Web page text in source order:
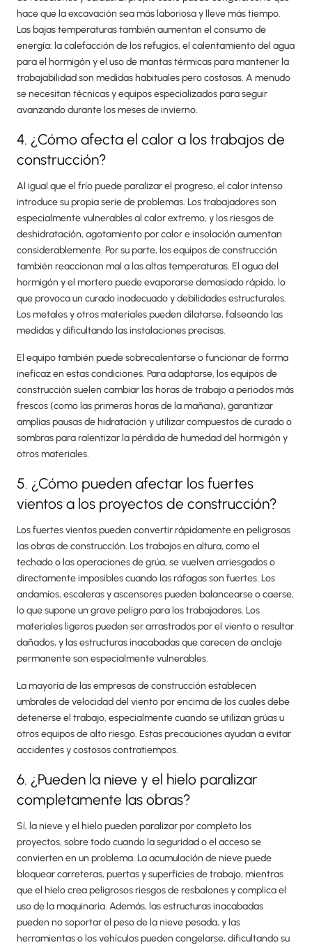
hace que la excavación sea más laboriosa y lleve más tiempo.
Las bajas temperaturas también aumentan el consumo de
energía: la calefacción de los refugios, el calentamiento del agua
para el hormigón y el uso de mantas térmicas para mantener la
trabajabilidad son medidas habituales pero costosas. A menudo
se necesitan técnicas y equipos especializados para seguir
avanzando durante los meses de invierno.
4. ¿Cómo afecta el calor a los trabajos de
construcción?
Al igual que el frío puede paralizar el progreso, el calor intenso
introduce su propia serie de problemas. Los trabajadores son
especialmente vulnerables al calor extremo, y los riesgos de
deshidratación, agotamiento por calor e insolación aumentan
considerablemente. Por su parte, los equipos de construcción
también reaccionan mal a las altas temperaturas. El agua del
hormigón y el mortero puede evaporarse demasiado rápido, lo
que provoca un curado inadecuado y debilidades estructurales.
Los metales y otros materiales pueden dilatarse, falseando las
medidas y dificultando las instalaciones precisas.
El equipo también puede sobrecalentarse o funcionar de forma
ineficaz en estas condiciones. Para adaptarse, los equipos de
construcción suelen cambiar las horas de trabajo a periodos más
frescos (como las primeras horas de la mañana), garantizar
amplias pausas de hidratación y utilizar compuestos de curado o
sombras para ralentizar la pérdida de humedad del hormigón y
otros materiales.
5. ¿Cómo pueden afectar los fuertes
vientos a los proyectos de construcción?
Los fuertes vientos pueden convertir rápidamente en peligrosas
las obras de construcción. Los trabajos en altura, como el
techado o las operaciones de grúa, se vuelven arriesgados o
directamente imposibles cuando las ráfagas son fuertes. Los
andamios, escaleras y ascensores pueden balancearse o caerse,
lo que supone un grave peligro para los trabajadores. Los
materiales ligeros pueden ser arrastrados por el viento o resultar
dañados, y las estructuras inacabadas que carecen de anclaje
permanente son especialmente vulnerables.
La mayoría de las empresas de construcción establecen
umbrales de velocidad del viento por encima de los cuales debe
detenerse el trabajo, especialmente cuando se utilizan grúas u
otros equipos de alto riesgo. Estas precauciones ayudan a evitar
accidentes y costosos contratiempos.
6. ¿Pueden la nieve y el hielo paralizar
completamente las obras?
Sí, la nieve y el hielo pueden paralizar por completo los
proyectos, sobre todo cuando la seguridad o el acceso se
convierten en un problema. La acumulación de nieve puede
bloquear carreteras, puertas y superficies de trabajo, mientras
que el hielo crea peligrosos riesgos de resbalones y complica el
uso de la maquinaria. Además, las estructuras inacabadas
pueden no soportar el peso de la nieve pesada, y las
herramientas o los vehículos pueden congelarse, dificultando su